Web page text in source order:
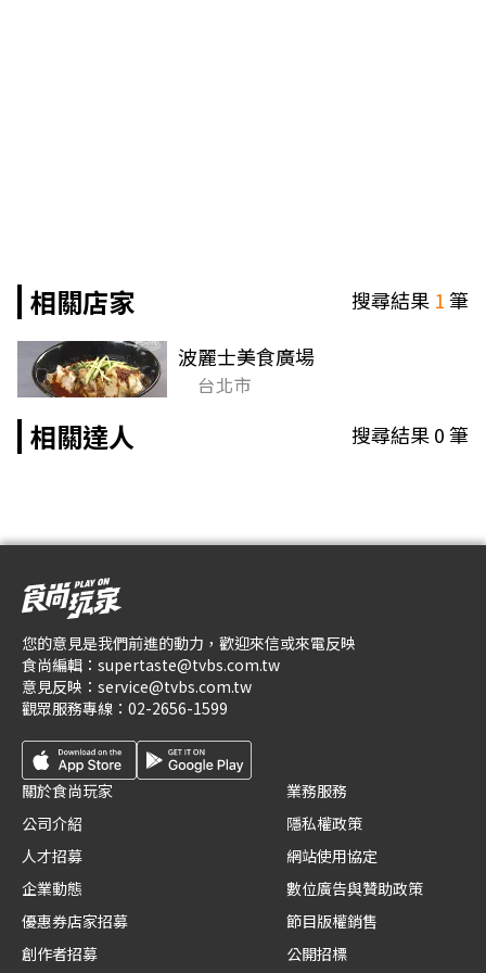
相關店家 搜尋結果 1筆
波麗士美食廣場
台北市
相關達人 搜尋結果0筆
您的意見是我們前進的動力，歡迎來信或來電反映
食尚編輯： supertaste@tvbs.com.tw
意見反映： service@tvbs.com.tw
觀眾服務專線： 02-2656-1599
關於食尚玩家
公司介紹
人才招募
企業動態
優惠券店家招募
創作者招募
業務服務
隱私權政策
網站使用協定
數位廣告與贊助政策
節目版權銷售
公開招標